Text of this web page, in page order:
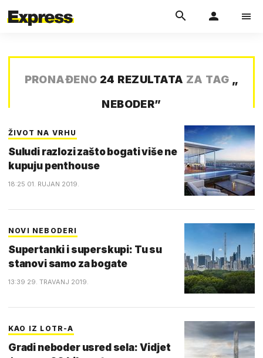
PRONAĐENO 24 REZULTATA ZA TAG „
NEBODER”
ŽIVOT NA VRHU
Suludi razlozi zašto bogati više ne
kupuju penthouse
18:25 01. RUJAN 2019.
NOVI NEBODERI
Supertanki i superskupi: Tu su
stanovi samo za bogate
13:39 29. TRAVANJ 2019.
KAO IZ LOTR-A
Gradi neboder usred sela: Vidjet